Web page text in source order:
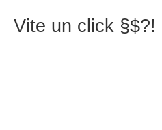
Vite un click §$?!